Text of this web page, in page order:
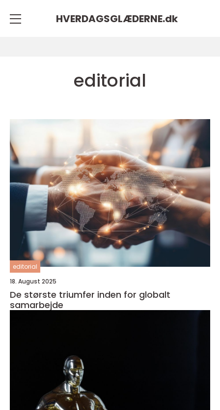
HVERDAGSGLÆDERNE.dk
editorial
editorial
18. August 2025
De største triumfer inden for globalt
samarbejde